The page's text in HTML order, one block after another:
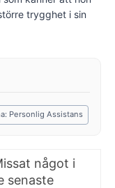
trygghet i sin
Personlig Assistans
något i
senaste